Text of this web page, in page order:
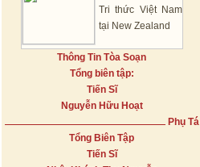
Tri thức Việt Nam
tại New Zealand
Thông Tin Tòa Soạn
Tổng biên tập:
Tiến Sĩ
Nguyễn Hữu Hoạt
Phụ Tá
Tổng Biên Tập
Tiến Sĩ